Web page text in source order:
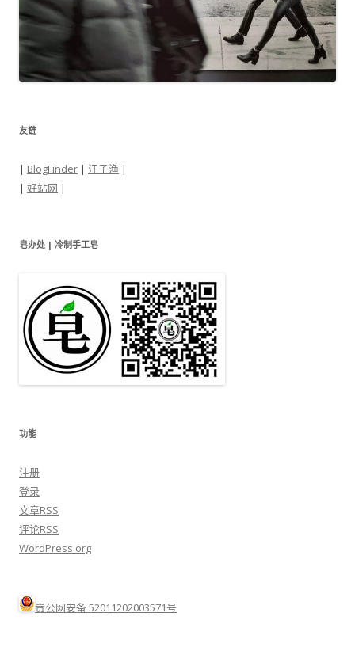
友链
| BlogFinder | 江子渔 |
| 好站网 |
皂办处 | 冷制手工皂
功能
注册
登录
文章RSS
评论RSS
WordPress.org
贵公网安备 52011202003571号